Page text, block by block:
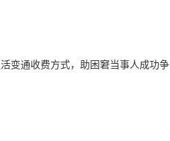
变通收费方式，助困窘当事人成功争